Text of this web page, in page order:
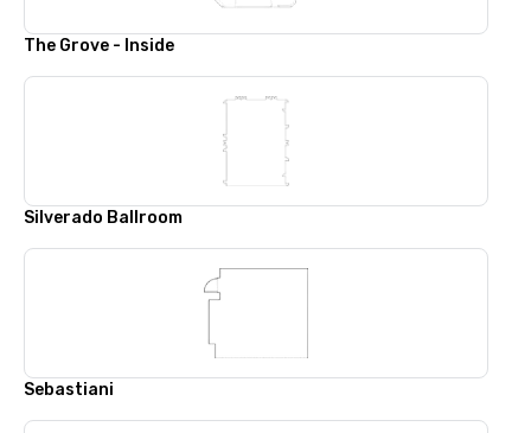
The Grove - Inside
Silverado Ballroom
Sebastiani